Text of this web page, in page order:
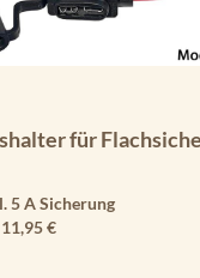
für
5 A Sicherung
11,95 €